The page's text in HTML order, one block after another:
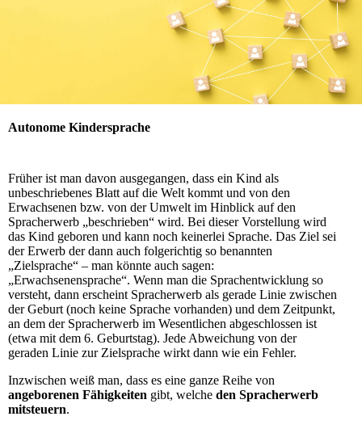
Autonome Kindersprache
Früher ist man davon ausgegangen, dass ein Kind als
unbeschriebenes Blatt auf die Welt kommt und von den
Erwachsenen bzw. von der Umwelt im Hinblick auf den
Spracherwerb „beschrieben“ wird. Bei dieser Vorstellung wird
das Kind geboren und kann noch keinerlei Sprache. Das Ziel sei
der Erwerb der dann auch folgerichtig so benannten
„Zielsprache“ – man könnte auch sagen:
„Erwachsenensprache“. Wenn man die Sprachentwicklung so
versteht, dann erscheint Spracherwerb als gerade Linie zwischen
der Geburt (noch keine Sprache vorhanden) und dem Zeitpunkt,
an dem der Spracherwerb im Wesentlichen abgeschlossen ist
(etwa mit dem 6. Geburtstag). Jede Abweichung von der
geraden Linie zur Zielsprache wirkt dann wie ein Fehler.
Inzwischen weiß man, dass es eine ganze Reihe von
angeborenen Fähigkeiten gibt, welche den Spracherwerb
mitsteuern.